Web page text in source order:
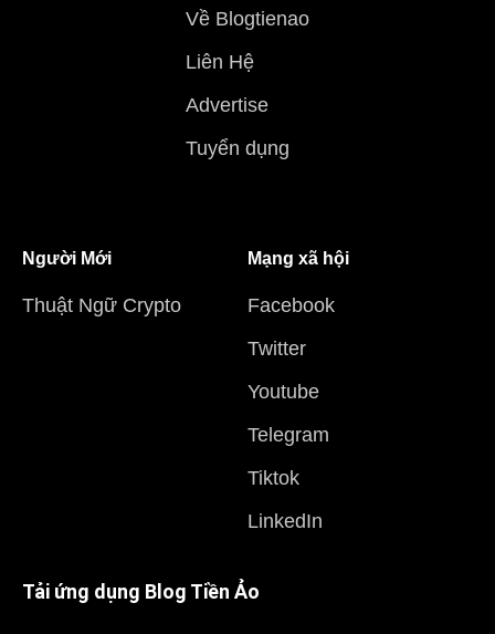
Về Blogtienao
Liên Hệ
Advertise
Tuyển dụng
Người Mới
Thuật Ngữ Crypto
Mạng xã hội
Facebook
Twitter
Youtube
Telegram
Tiktok
LinkedIn
Tải ứng dụng Blog Tiền Ảo